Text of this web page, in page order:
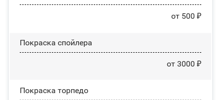
от 500 ₽
Покраска спойлера
от 3000 ₽
Покраска торпедо